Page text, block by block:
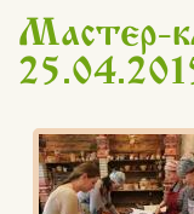
Записаться
мастер-
я не знаю что это за
система
Голосовать
Мастер-